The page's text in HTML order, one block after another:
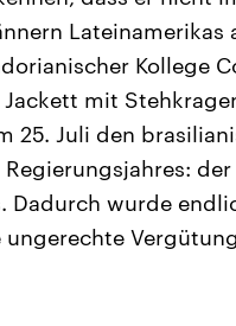
Lateinamerikas
Kollege
mit
25. Juli den
wurde